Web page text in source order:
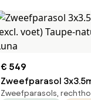
€ 549
Zweefparasol 3x3.5m S2 Excellent
(excl. voet) Taupe-
Zweefparasols,